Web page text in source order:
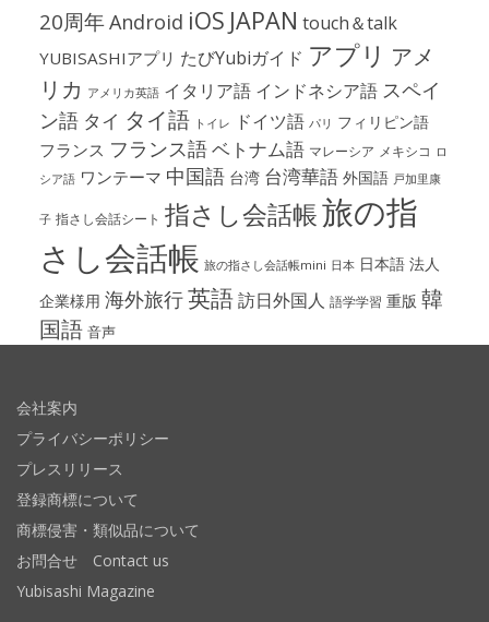
20周年Android iOS JAPAN touch＆talk
YUBISASHIアプリ たびYubiガイド アプリ アメ
リカ アメリカ英語 イタリア語 インドネシア語 スペイ
ン語 タイ タイ語 トイレ ドイツ語 パリ フィリピン語
フランス フランス語ベトナム語 マレーシア メキシコ ロ
シア語 ワンテーマ 中国語 台湾 台湾華語 外国語 戸加里康
子 指さし会話シート 指さし会話帳旅の指
さし会話帳 旅の指さし会話帳mini 日本 日本語 法人
企業様用 海外旅行英語訪日外国人 語学学習 重版 韓
国語 音声
会社案内
プライバシーポリシー
プレスリリース
登録商標について
商標侵害・類似品について
お問合せ Contact us
Yubisashi Magazine